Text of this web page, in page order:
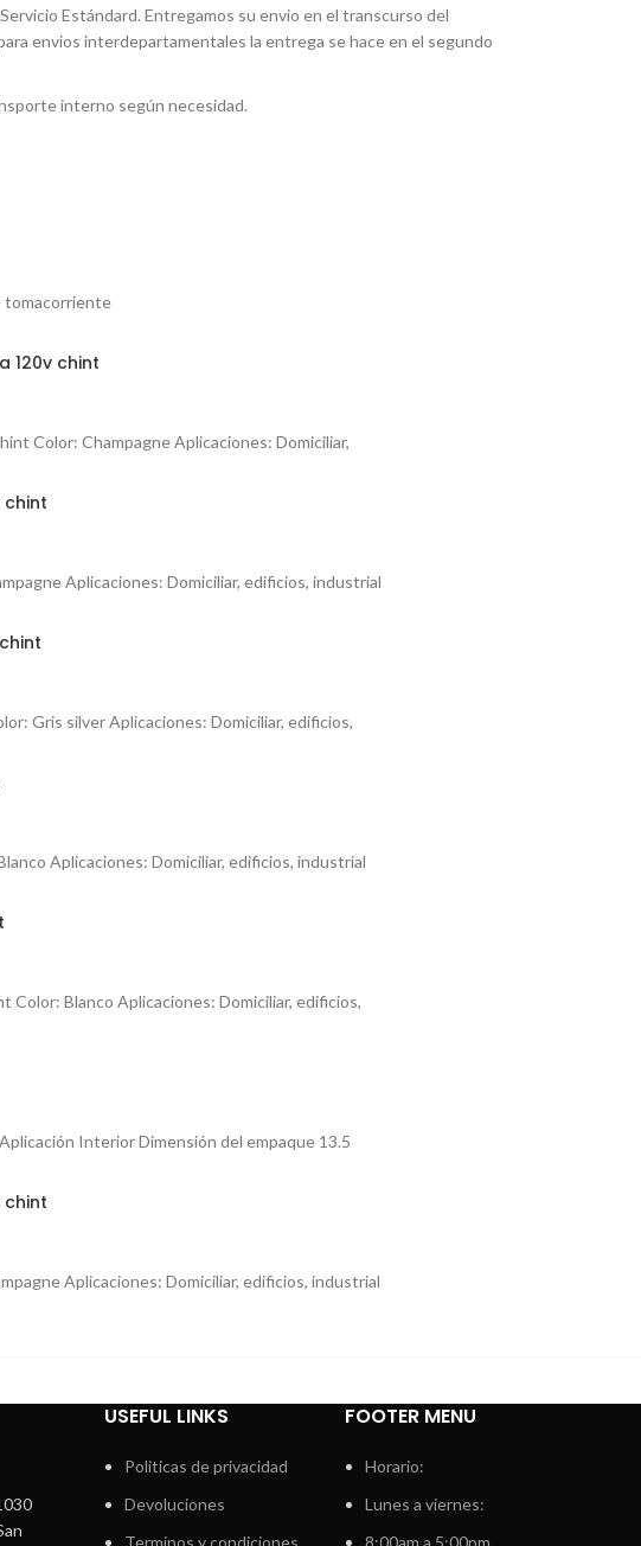
Estándard. Entregamos su envio en el transcurso del
envios interdepartamentales la entrega se hace en el segundo
interno según necesidad.
tomacorriente
120v chint
Color: Champagne Aplicaciones: Domiciliar,
chint
Aplicaciones: Domiciliar, edificios, industrial
Gris silver Aplicaciones: Domiciliar, edificios,
Aplicaciones: Domiciliar, edificios, industrial
Blanco Aplicaciones: Domiciliar, edificios,
Interior Dimensión del empaque 13.5
chint
Aplicaciones: Domiciliar, edificios, industrial
USEFUL LINKS
Politicas de privacidad
Devoluciones
Terminos y condiciones
FOOTER MENU
Horario:
Lunes a viernes:
8:00am a 5:00pm